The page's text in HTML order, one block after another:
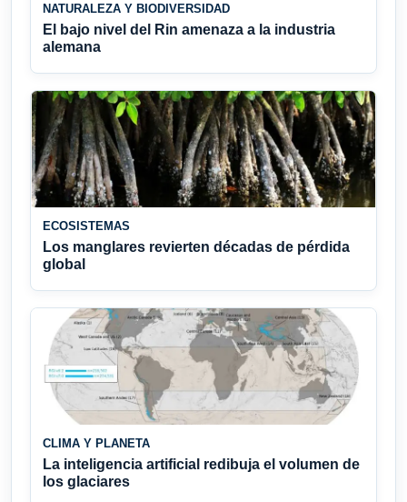
NATURALEZA Y BIODIVERSIDAD
El bajo nivel del Rin amenaza a la industria
alemana
ECOSISTEMAS
Los manglares revierten décadas de pérdida
global
CLIMA Y PLANETA
La inteligencia artificial redibuja el volumen de
los glaciares